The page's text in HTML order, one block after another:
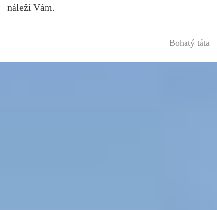
náleží Vám.
Bohatý táta